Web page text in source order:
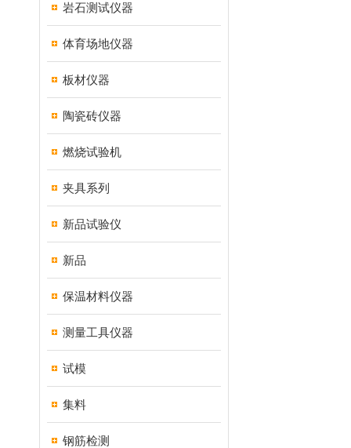
岩石测试仪器
体育场地仪器
板材仪器
陶瓷砖仪器
燃烧试验机
夹具系列
新品试验仪
新品
保温材料仪器
测量工具仪器
试模
集料
钢筋检测